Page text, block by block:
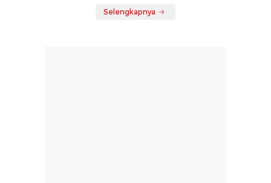
Selengkapnya